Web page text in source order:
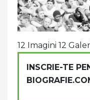
12 Imagini 12
INSCRIE-TE